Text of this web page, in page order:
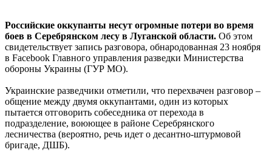
Российские оккупанты несут огромные потери во время
боев в Серебрянском лесу в Луганской области. Об этом
свидетельствует запись разговора, обнародованная 23 ноября
в Facebook Главного управления разведки Министерства
обороны Украины (ГУР МО).
Украинские разведчики отметили, что перехвачен разговор –
общение между двумя оккупантами, один из которых
пытается отговорить собеседника от перехода в
подразделение, воюющее в районе Серебрянского
лесничества (вероятно, речь идет о десантно-штурмовой
бригаде, ДШБ).